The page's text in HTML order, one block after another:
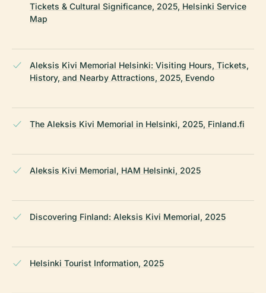
Tickets & Cultural Significance, 2025, Helsinki Service
Map
Aleksis Kivi Memorial Helsinki: Visiting Hours, Tickets,
History, and Nearby Attractions, 2025, Evendo
The Aleksis Kivi Memorial in Helsinki, 2025, Finland.fi
Aleksis Kivi Memorial, HAM Helsinki, 2025
Discovering Finland: Aleksis Kivi Memorial, 2025
Helsinki Tourist Information, 2025